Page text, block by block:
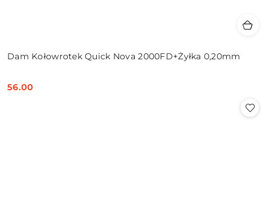
Dam Kołowrotek Quick Nova 2000FD+Żyłka 0,20mm
Cena:
56.00